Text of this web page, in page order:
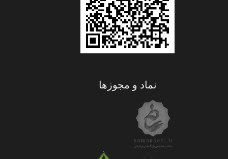
نماد و مجوزها